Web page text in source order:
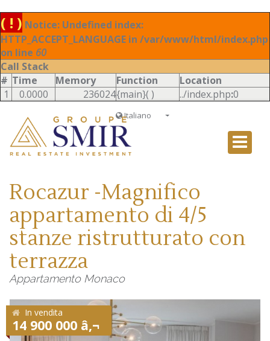
( ! ) Notice: Undefined index:
HTTP_ACCEPT_LANGUAGE in /var/www/html/index.php
on line 60
Call Stack
# Time Memory Function
Location
1
0.0000 236024{main}( ) ../index.php:0
Italiano
Italiano
Rocazur -Magnifico
appartamento di 4/5
stanze ristrutturato con
terrazza
Appartamento Monaco
In vendita
14 900 000 â‚¬